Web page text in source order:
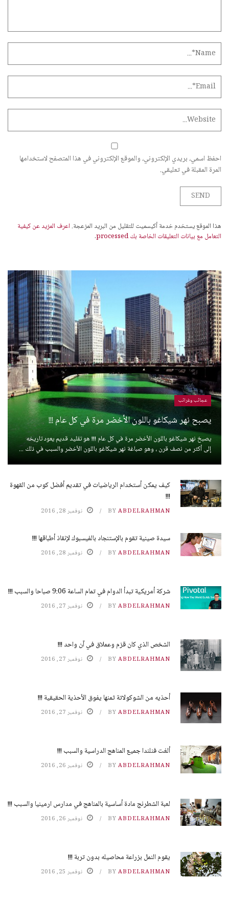
احفظ اسمي، بريدي الإلكتروني، والموقع الإلكتروني في هذا المتصفح لاستخدامها
المرة المقبلة في تعليقي.
هذا الموقع يستخدم خدمة أكيسميت للتقليل من البريد المزعجة.اعرف المزيد عن كيفية
التعامل مع بيانات التعليقات الخاصة بك processed
.
عجائب وغرائب
يصبح نهر شيكاغو باللون الأخضر مرة في كل عام !!!
يصبخ نهر شيكاغو باللون الأخضر مرة في كل عام !!! هو تقليد قديم يعود تاريخه
إلى أكثر من نصف قرن ، وهو صباغة نهر شيكاغو باللون الأخضر والسبب في ذلك ...
كيف يمكن أستخدام الرياضيات في تقديم أفضل كوب من القهوة
!!!
BY ABDELRAHMAN نوفمبر 28, 2016
سيدة صينية تقوم بالإستنجاد بالفيسبوك لإنقاذ أطباقها !!!
BY ABDELRAHMAN نوفمبر 28, 2016
شركة أمريكية تبدأ الدوام في تمام الساعة 9:06 صباحا والسبب !!!
BY ABDELRAHMAN نوفمبر 27, 2016
الشخص الذي كان قزم وعملاق في آن واحد !!!
BY ABDELRAHMAN نوفمبر 27, 2016
أحذيه من الشوكولاتة ثمنها يفوق الأحذية الحقيقية !!!
BY ABDELRAHMAN نوفمبر 27, 2016
ألغت فنلندا جميع المناهج الدراسية والسبب !!!
BY ABDELRAHMAN نوفمبر 26, 2016
لعبة الشطرنج مادة أساسية بالمناهج في مدارس ارمينيا والسبب !!!
BY ABDELRAHMAN نوفمبر 26, 2016
يقوم النمل بزراعة محاصيله بدون تربة !!!
BY ABDELRAHMAN نوفمبر 25, 2016